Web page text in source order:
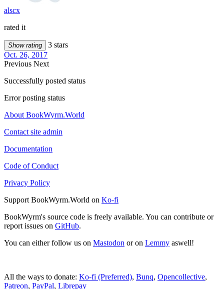
alscx
rated it
Show rating
3 stars
Oct. 26, 2017
Previous Next
Successfully posted status
Error posting status
About BookWyrm.World
Contact site admin
Documentation
Code of Conduct
Privacy Policy
Support BookWyrm.World on Ko-fi
BookWyrm's source code is freely available. You can contribute or
report issues on GitHub.
You can either follow us on Mastodon or on Lemmy aswell!
All the ways to donate: Ko-fi (Preferred), Bunq, Opencollective,
Patreon, PayPal, Librepay